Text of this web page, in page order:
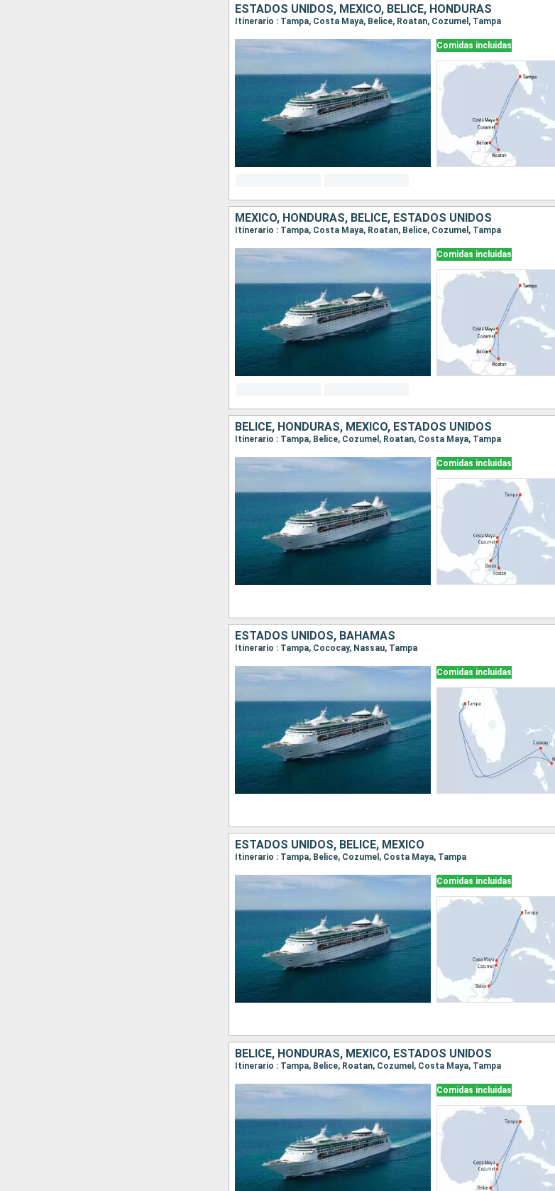
ESTADOS UNIDOS, MÉXICO, BELICE, HONDURAS
Itinerario : Tampa, Costa Maya, Belice, Roatan, Cozumel, Tampa
Comidas incluidas
MÉXICO, HONDURAS, BELICE, ESTADOS UNIDOS
Itinerario : Tampa, Costa Maya, Roatan, Belice, Cozumel, Tampa
Comidas incluidas
BELICE, HONDURAS, MÉXICO, ESTADOS UNIDOS
Itinerario : Tampa, Belice, Cozumel, Roatan, Costa Maya, Tampa
Comidas incluidas
ESTADOS UNIDOS, BAHAMAS
Itinerario : Tampa, Cococay, Nassau, Tampa
Comidas incluidas
ESTADOS UNIDOS, BELICE, MÉXICO
Itinerario : Tampa, Belice, Cozumel, Costa Maya, Tampa
Comidas incluidas
BELICE, HONDURAS, MÉXICO, ESTADOS UNIDOS
Itinerario : Tampa, Belice, Roatan, Cozumel, Costa Maya, Tampa
Comidas incluidas